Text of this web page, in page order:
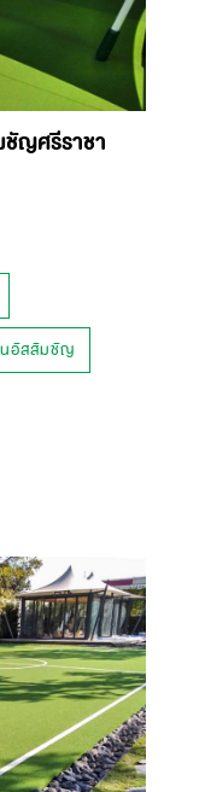
ชัญศรีราชา
นอัสสัมชัญ